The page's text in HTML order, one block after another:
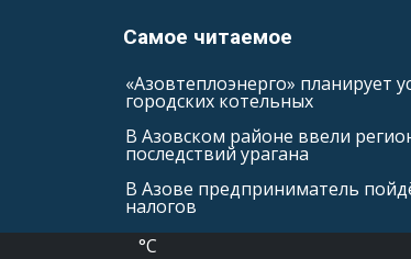
Самое читаемое
«Азовтеплоэнерго» планирует
городских котельных
В Азовском районе ввели
последствий урагана
В Азове предприниматель
налогов
°C